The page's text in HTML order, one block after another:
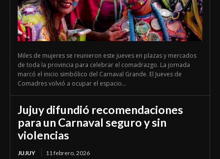
Miles de mujeres se reunieron este jueves en plazas y mercados
de toda la provincia para celebrar el comadrazgo. La jornada
marcó el inicio simbólico del Carnaval Grande. El Jueves de
Comadres volvió a ocupar el espacio...
Jujuy difundió recomendaciones
para un Carnaval seguro y sin
violencias
JUJUY 11 febrero, 2026